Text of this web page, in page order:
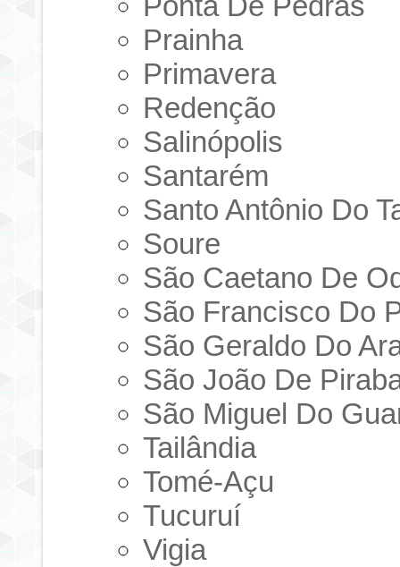
Prainha
Primavera
Redenção
Salinópolis
Santarém
Santo Antônio Do
Soure
São Caetano De
São Francisco Do
São Geraldo Do
São João De
São Miguel Do
Tailândia
Tomé-Açu
Tucuruí
Vigia